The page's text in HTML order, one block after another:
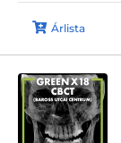
Árlista